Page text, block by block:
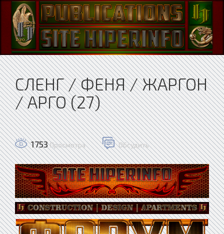
СЛЕНГ / ФЕНЯ / ЖАРГОН
/ АРГО (27)
1753 Просмотра Обсудить